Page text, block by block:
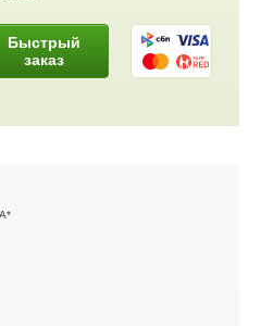
Быстрый
заказ